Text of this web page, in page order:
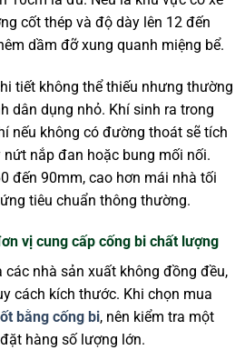
cốt thép và độ dày lên 12 đến
dầm đỡ xung quanh miệng bể.
tiết không thể thiếu nhưng thường
dân dụng nhỏ. Khí sinh ra trong
nếu không có đường thoát sẽ tích
nắp đan hoặc bung mối nối.
đến 90mm, cao hơn mái nhà tối
tiêu chuẩn thông thường.
vị cung cấp cống bi chất lượng
nhà sản xuất không đồng đều,
cách kích thước. Khi chọn mua
bằng cống bi, nên kiểm tra một
hàng số lượng lớn.